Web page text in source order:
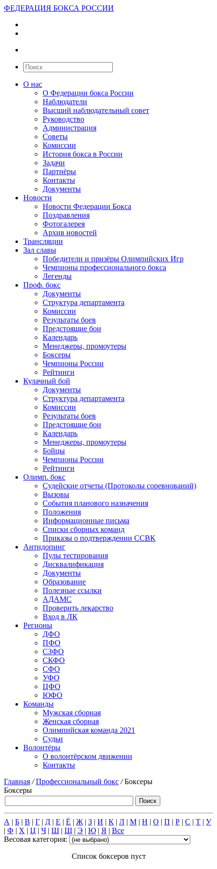
ФЕДЕРАЦИЯ БОКСА РОССИИ
О нас
О Федерации бокса России
Наблюдатели
Высший наблюдательный совет
Руководство
Администрация
Советы
Комиссии
История бокса в России
Задачи
Партнёры
Контакты
Документы
Новости
Новости Федерации Бокса
Поздравления
Фотогалерея
Архив новостей
Трансляции
Зал славы
Победители и призёры Олимпийских Игр
Чемпионы профессионального бокса
Легенды
Проф. бокс
Документы
Структура департамента
Комиссии
Результаты боев
Предстоящие бои
Календарь
Менеджеры, промоутеры
Боксеры
Чемпионы России
Рейтинги
Кулачный бой
Документы
Структура департамента
Комиссии
Результаты боев
Предстоящие бои
Календарь
Менеджеры, промоутеры
Бойцы
Чемпионы России
Рейтинги
Олимп. бокс
Судейские отчеты (Протоколы соревнований)
Вызовы
События планового назначения
Положения
Информационные письма
Списки сборных команд
Приказы о подтверждении ССВК
Антидопинг
Пулы тестирования
Дисквалификация
Документы
Образование
Полезные ссылки
АДАМС
Проверить лекарство
Вход в ЛК
Регионы
ДФО
ПФО
СЗФО
СКФО
СФО
УФО
ЦФО
ЮФО
Команды
Мужская сборная
Женская сборная
Олимпийская команда 2021
Судьи
Волонтёры
О волонтёрском движении
Контакты
Главная / Профессиональный бокс /Боксеры
Боксеры
А | Б | В | Г | Д | Е | Ё | Ж | З | И | К | Л | М | Н | О | П | Р | С | Т | У
| Ф | Х | Ц | Ч | Ш | Щ | Э | Ю | Я | Все
Весовая категория:
Список боксеров пуст